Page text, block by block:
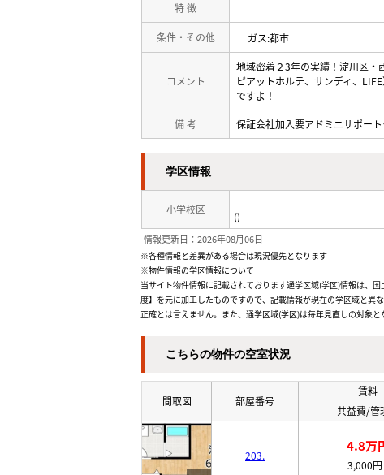
特 徴
条件・その他 ガス:都市
コメント
地域密着２3年の実績！淀川区・
ピアットホルテ、サンディ、
ですよ！
備 考 保証会社加入要アドミニサポ
学区情報
小学校区
()
情報更新日：2026年08月06日
※各種情報と差異がある場合は現況優先となります
※物件情報の学区情報について
当サイト物件情報に記載されております通学区域(学区)情報は、
度】を元に加工したものですので、記載情報が現在の学区域と異
正確とは言えません。また、通学区域(学区)は毎年見直しの対象
こちらの物件の空室状況
間取図 部屋番号
賃料
共益費/管
203.
4.8万
3,000円